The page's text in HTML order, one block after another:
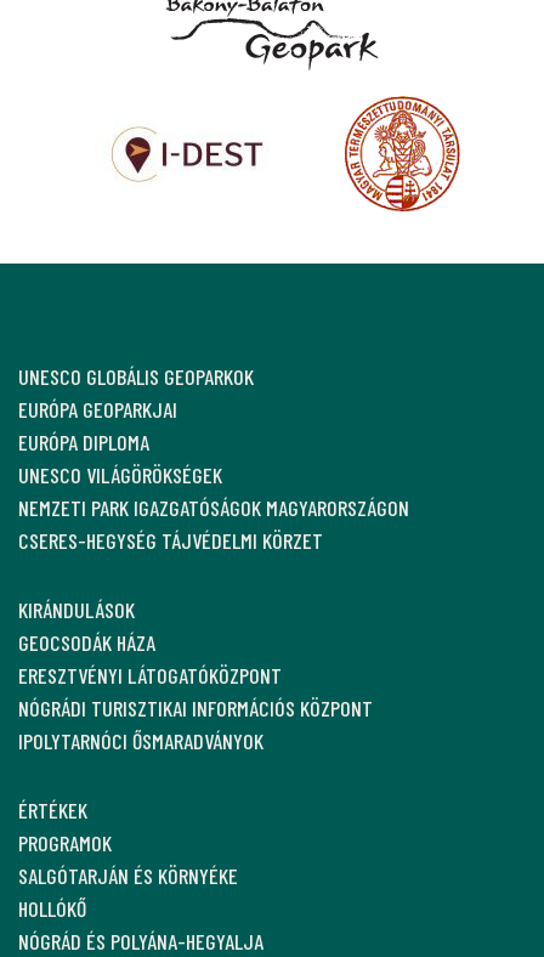
UNESCO GLOBÁLIS GEOPARKOK
EURÓPA GEOPARKJAI
EURÓPA DIPLOMA
UNESCO VILÁGÖRÖKSÉGEK
NEMZETI PARK IGAZGATÓSÁGOK MAGYARORSZÁGON
CSERES-HEGYSÉG TÁJVÉDELMI KÖRZET
KIRÁNDULÁSOK
GEOCSODÁK HÁZA
ERESZTVÉNYI LÁTOGATÓKÖZPONT
NÓGRÁDI TURISZTIKAI INFORMÁCIÓS KÖZPONT
IPOLYTARNÓCI ŐSMARADVÁNYOK
ÉRTÉKEK
PROGRAMOK
SALGÓTARJÁN ÉS KÖRNYÉKE
HOLLÓKŐ
NÓGRÁD ÉS POLYÁNA-HEGYALJA